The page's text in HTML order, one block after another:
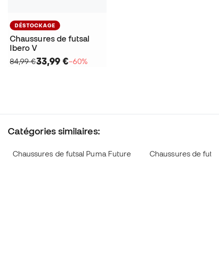
DÉSTOCKAGE
Chaussures de futsal
Ibero V
84,99 €33,99 €−60%
Catégories similaires:
Chaussures de futsal Puma Future Chaussures de